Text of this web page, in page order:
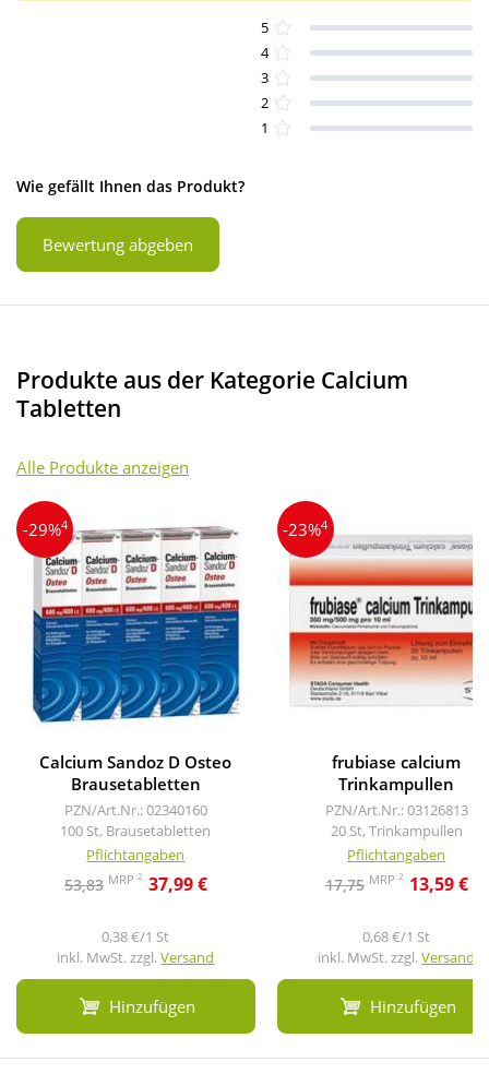
5
4
3
2
1
Wie gefällt Ihnen das Produkt?
Bewertung abgeben
Produkte aus der Kategorie Calcium
Tabletten
Alle Produkte anzeigen
-29%4
Calcium Sandoz D Osteo
Brausetabletten
PZN/Art.Nr.: 02340160
100 St, Brausetabletten
Pflichtangaben
53,83 MRP 2 37,99 €
0,38 €/1 St
inkl. MwSt. zzgl.Versand
Hinzufügen
-23%4
frubiase calcium
Trinkampullen
PZN/Art.Nr.: 03126813
20 St, Trinkampullen
Pflichtangaben
17,75 MRP 2 13,59 €
0,68 €/1 St
inkl. MwSt. zzgl.Versand
Hinzufügen